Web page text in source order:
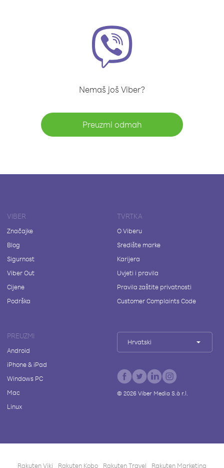
Nemaš još Viber?
Preuzmi odmah
VIBER
Značajke
Blog
Sigurnost
Viber Out
Cijene
Podrška
TVRTKA
O Viberu
Središte marke
Karijera
Uvjeti i pravila
Pravila zaštite privatnosti
Customer Complaints Code
PREUZMI
Android
iPhone & iPad
Windows PC
Mac
Linux
Hrvatski
© 2026Viber Media S.à r.l.
Rakuten Viki Rakuten Kobo Rakuten Travel Rakuten Marketing